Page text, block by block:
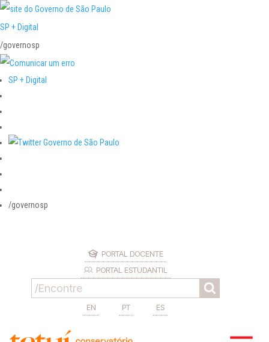
SP + Digital
/governosp
SP + Digital
/governosp
PORTAL DOCENTE
PORTAL ESTUDANTIL
EN PT ES